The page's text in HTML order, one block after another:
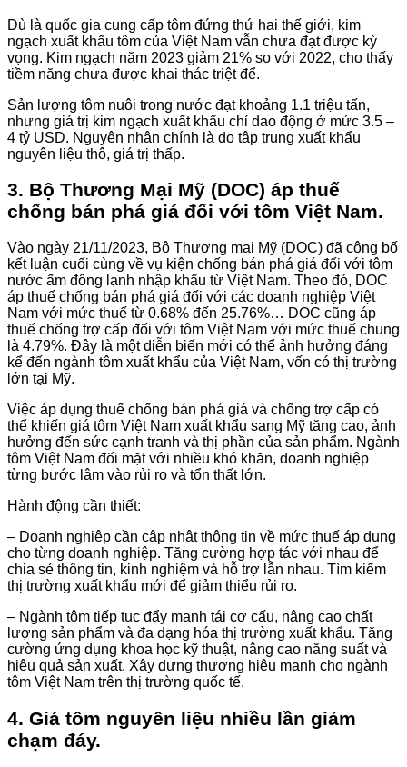
Dù là quốc gia cung cấp tôm đứng thứ hai thế giới, kim
ngạch xuất khẩu tôm của Việt Nam vẫn chưa đạt được kỳ
vọng. Kim ngạch năm 2023 giảm 21% so với 2022, cho thấy
tiềm năng chưa được khai thác triệt để.
Sản lượng tôm nuôi trong nước đạt khoảng 1.1 triệu tấn,
nhưng giá trị kim ngạch xuất khẩu chỉ dao động ở mức 3.5 –
4 tỷ USD. Nguyên nhân chính là do tập trung xuất khẩu
nguyên liệu thô, giá trị thấp.
3. Bộ Thương Mại Mỹ (DOC) áp thuế
chống bán phá giá đối với tôm Việt Nam.
Vào ngày 21/11/2023, Bộ Thương mại Mỹ (DOC) đã công bố
kết luận cuối cùng về vụ kiện chống bán phá giá đối với tôm
nước ấm đông lạnh nhập khẩu từ Việt Nam. Theo đó, DOC
áp thuế chống bán phá giá đối với các doanh nghiệp Việt
Nam với mức thuế từ 0.68% đến 25.76%… DOC cũng áp
thuế chống trợ cấp đối với tôm Việt Nam với mức thuế chung
là 4.79%. Đây là một diễn biến mới có thể ảnh hưởng đáng
kể đến ngành tôm xuất khẩu của Việt Nam, vốn có thị trường
lớn tại Mỹ.
Việc áp dụng thuế chống bán phá giá và chống trợ cấp có
thể khiến giá tôm Việt Nam xuất khẩu sang Mỹ tăng cao, ảnh
hưởng đến sức cạnh tranh và thị phần của sản phẩm. Ngành
tôm Việt Nam đối mặt với nhiều khó khăn, doanh nghiệp
từng bước lâm vào rủi ro và tổn thất lớn.
Hành động cần thiết:
– Doanh nghiệp cần cập nhật thông tin về mức thuế áp dụng
cho từng doanh nghiệp. Tăng cường hợp tác với nhau để
chia sẻ thông tin, kinh nghiệm và hỗ trợ lẫn nhau. Tìm kiếm
thị trường xuất khẩu mới để giảm thiểu rủi ro.
– Ngành tôm tiếp tục đẩy mạnh tái cơ cấu, nâng cao chất
lượng sản phẩm và đa dạng hóa thị trường xuất khẩu. Tăng
cường ứng dụng khoa học kỹ thuật, nâng cao năng suất và
hiệu quả sản xuất. Xây dựng thương hiệu mạnh cho ngành
tôm Việt Nam trên thị trường quốc tế.
4. Giá tôm nguyên liệu nhiều lần giảm
chạm đáy.